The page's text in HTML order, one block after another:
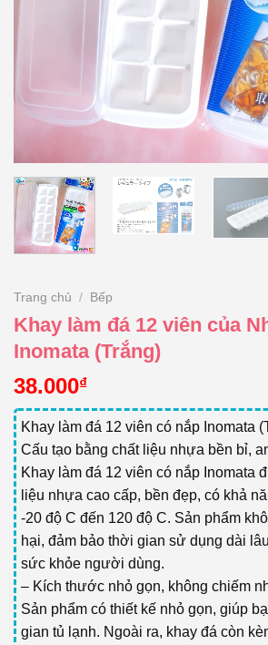
Trang chủ / Bếp
Khay làm đá 12 viên của
Inomata (Trắng)
38.000₫
Khay làm đá 12 viên có nắp Inomata
Cấu tạo bằng chất liệu nhựa bền bỉ,
Khay làm đá 12 viên có nắp Inomata
liệu nhựa cao cấp, bền đẹp, có khả
-20 độ C đến 120 độ C. Sản phẩm
hại, đảm bảo thời gian sử dụng dài
sức khỏe người dùng.
– Kích thước nhỏ gọn, không chiếm
Sản phẩm có thiết kế nhỏ gọn, giúp
gian tủ lạnh. Ngoài ra, khay đá còn